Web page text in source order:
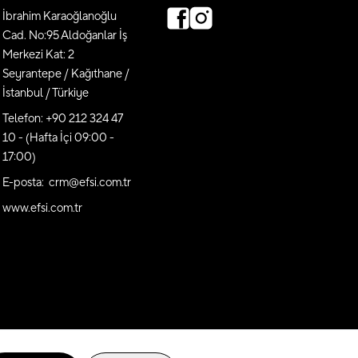
İbrahim Karaoğlanoğlu
Cad. No:95 Aldoğanlar İş
Merkezi Kat: 2
Seyrantepe / Kağıthane /
İstanbul / Türkiye
Telefon: +90 212 324 47
10 - (Hafta İçi 09:00 -
17:00)
E-posta: crm@efsi.com.tr
www.efsi.com.tr